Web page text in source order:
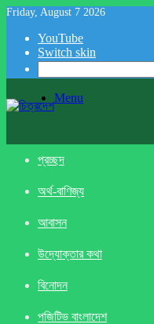
Friday, August 7 2026
YouTube
Switch skin
Menu
প্রচ্ছদ
অর্থ-বাণিজ্য
আবাসন
উদ্যোক্তার কথা
বিনোদন
পজিটিভ বাংলাদেশ